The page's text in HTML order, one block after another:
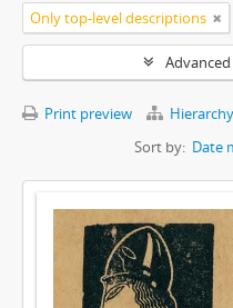
Only top-level descriptions
Print preview Hierarchy
Sort by: Date